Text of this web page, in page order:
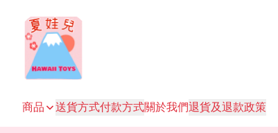
商品 送貨方式付款方式關於我們退貨及退款政策